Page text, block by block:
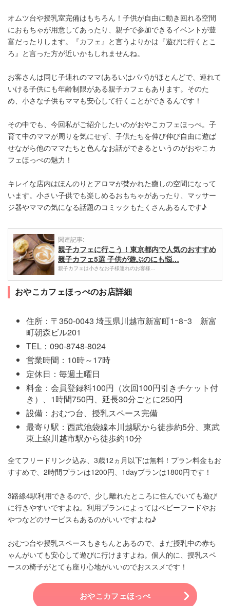
オムツ台や授乳室完備はもちろん！子供が自由に動き回れる空間
におもちゃが用意してあったり、親子で参加できるイベントが豊
富だったりします。『カフェ』と言うよりかは『遊びに行くとこ
ろ』と言った方が近いかもしれませんね。
お客さんは同じ子連れのママ(あるいはパパ)がほとんどで、連れて
いける子供にも年齢制限がある親子カフェもあります。そのた
め、小さな子供もママも安心して行くことができるんです！
その中でも、今回私がご紹介したいのがおやこカフェほっぺ。子
育て中のママが周りを気にせず、子供たちを伸び伸び自由に遊ば
せながら他のママたちと色んなお話ができるというのがおやこカ
フェほっぺの魅力！
キレイな店内はほんのりとアロマが焚かれた癒しの空間になって
います。小さい子供でも楽しめるおもちゃがあったり、マッサー
ジ器やママの気になる話題のコミックもたくさんあるんです♪
関連記事:
親子カフェに行こう！東京都内で人気のおすすめ
親子カフェ5選 子供が遊ぶのにも悩…
親子カフェは小さなお子様連れのお客様…
おやこカフェほっぺのお店詳細
住所：〒350-0043 埼玉県川越市新富町1ｰ8ｰ3 新富
町朝森ビル201
TEL：090-8748-8024
営業時間：10時～17時
定休日：毎週土曜日
料金：会員登録料100円（次回100円引きチケット付
き）、1時間750円、延長30分ごとに250円
設備：おむつ台、授乳スペース完備
最寄り駅：西武池袋線本川越駅から徒歩約5分、東武
東上線川越市駅から徒歩約10分
全てフリードリンク込み、3歳12ヵ月以下は無料！プラン料金もお
すすめで、2時間プランは1200円、1dayプランは1800円です！
3路線4駅利用できるので、少し離れたところに住んでいても遊び
に行きやすいですよね。利用プランによってはベビーフードやお
やつなどのサービスもあるのがいいですよね♪
おむつ台や授乳スペースもきちんとあるので、まだ授乳中の赤ち
ゃんがいても安心して遊びに行けますよね。個人的に、授乳スペ
ースの椅子がとても座り心地がいいのでおススメです！
おやこカフェほっぺ